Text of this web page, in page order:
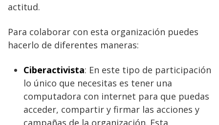
actitud.
Para colaborar con esta organización puedes
hacerlo de diferentes maneras:
Ciberactivista: En este tipo de participación
lo único que necesitas es tener una
computadora con internet para que puedas
acceder, compartir y firmar las acciones y
campañas de la organización. Esta